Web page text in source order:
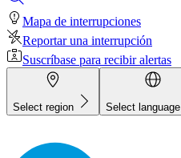
Mapa de interrupciones
Reportar una interrupción
Suscríbase para recibir alertas
Select region Select language